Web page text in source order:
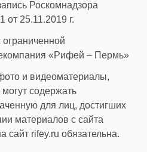
Роскомнадзора
25.11.2019 г.
«Рифей – Пермь»
и видеоматериалы,
содержать
для лиц, достигших
материалов с сайта
сайт rifey.ru обязательна.